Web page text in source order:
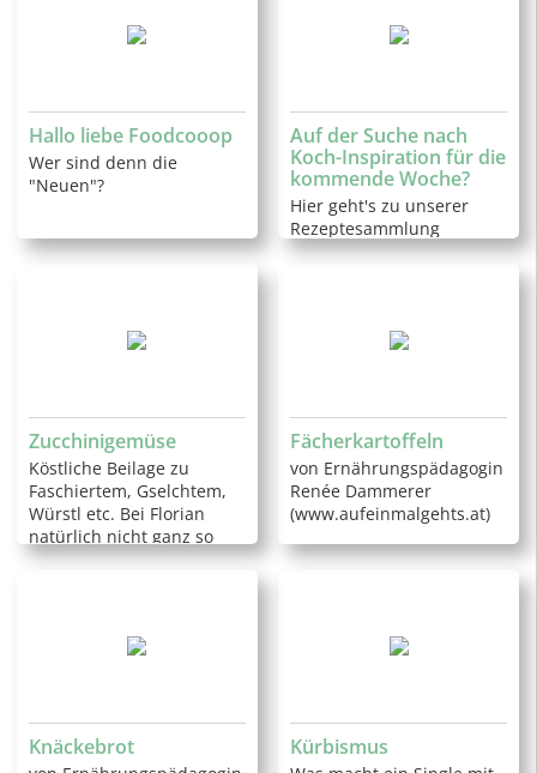
Hallo liebe Foodcooop
Wer sind denn die
"Neuen"?
Auf der Suche nach
Koch-Inspiration für die
kommende Woche?
Hier geht's zu unserer
Rezeptesammlung
Zucchinigemüse
Köstliche Beilage zu
Faschiertem, Gselchtem,
Würstl etc. Bei Florian
natürlich nicht ganz so
gesund.
Fächerkartoffeln
von Ernährungspädagogin
Renée Dammerer
(www.aufeinmalgehts.at)
Knäckebrot Kürbismus